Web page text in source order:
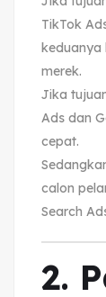
TikTok
keduanya
merek.
Jika
Ads dan
cepat.
calon
Search
2.